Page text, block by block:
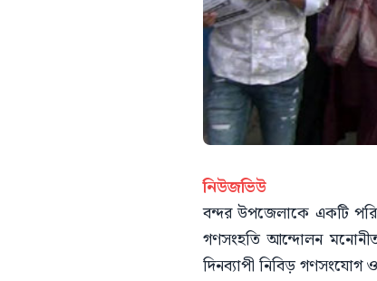
নিউজভিউ
বন্দর উপজেলাকে একটি
গণসংহতি আন্দোলন মনোনীত
দিনব্যাপী নিবিড়